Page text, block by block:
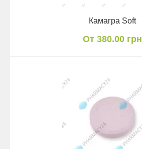
Камагра Soft
От 380.00 грн